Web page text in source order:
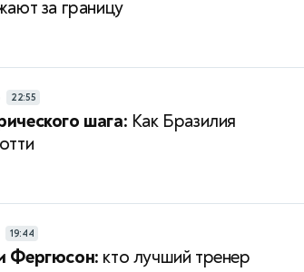
за границу
22:55
шага: Как Бразилия
19:44
Фергюсон: кто лучший тренер